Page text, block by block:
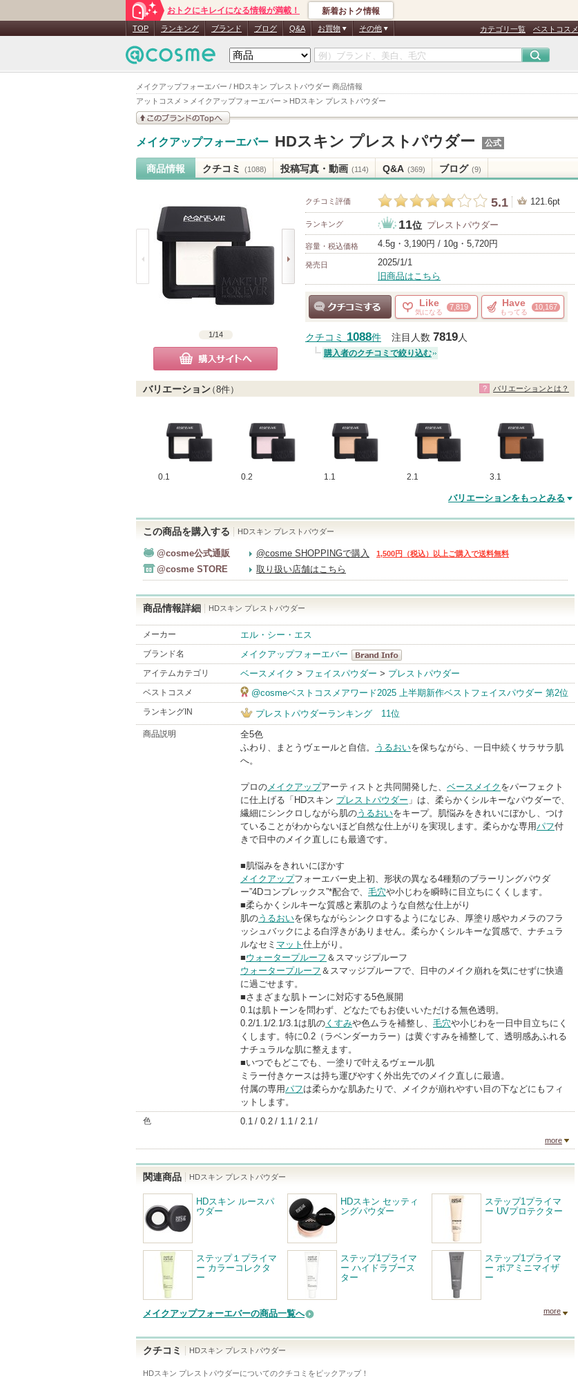
メイクアップフォーエバー / HDスキン プレストパウダー 商品情報
アットコスメ > メイクアップフォーエバー > HDスキン プレストパウダー
おトクにキレイになる情報が満載！ 新着おトク情報
TOP ランキング ブランド ブログ Q&A お買物 その他 カテゴリ一覧 ベストコスメ
メイクアップフォーエバー HDスキン プレストパウダー 公式
商品情報 クチコミ (1088) 投稿写真・動画 (114) Q&A (369) ブログ (9)
1/14
購入サイトへ
クチコミ評価 5.1 121.6pt
ランキング 11位 プレストパウダー
容量・税込価格 4.5g・3,190円 / 10g・5,720円
発売日
2025/1/1
旧商品はこちら
Like
気になる
7,819 Have
もってる
10,167
クチコミ 1088件 注目人数 7819人
購入者のクチコミで絞り込む
バリエーション（8件）
0.1 0.2 1.1 2.1 3.1
バリエーションをもっとみる
バリエーションとは？
この商品を購入する HDスキン プレストパウダー
@cosme公式通販 @cosme SHOPPINGで購入 1,500円（税込）以上ご購入で送料無料
@cosme STORE 取り扱い店舗はこちら
商品情報詳細 HDスキン プレストパウダー
メーカー エル・シー・エス
ブランド名
メイクアップフォーエバー
メイクアップ
フォーエバー
BrandInfo
アイテムカテゴリ ベースメイク > フェイスパウダー > プレストパウダー
ベストコスメ @cosmeベストコスメアワード2025 上半期新作ベストフェイスパウダー 第2位
ランキングIN プレストパウダーランキング 11位
商品説明
全5色
ふわり、まとうヴェールと自信。
うるおいを保ちながら、一日中続くサラサラ肌
へ。
プロのメイクアップアーティストと共同開発した、 ベースメイク をパーフェクト
に仕上げる「HDスキン プレストパウダー 」は、柔らかくシルキーなパウダーで、
繊細にシンクロしながら肌のうるおいをキープ。肌悩みをきれいにぼかし、つけ
ていることがわからないほど自然な仕上がりを実現します。柔らかな専用パフ付
きで日中のメイク直しにも最適です。
■肌悩みをきれいにぼかす
メイクアップフォーエバー史上初、形状の異なる4種類のブラーリングパウダ
ー”4Dコンプレックス”*配合で、 毛穴や小じわを瞬時に目立ちにくくします。
■柔らかくシルキーな質感と素肌のような自然な仕上がり
肌のうるおいを保ちながらシンクロするようになじみ、厚塗り感やカメラのフラ
ッシュバックによる白浮きがありません。柔らかくシルキーな質感で、ナチュラ
ルなセミ マット 仕上がり。
■ウォータープルーフ ＆スマッジプルーフ
ウォータープルーフ ＆スマッジプルーフで、日中のメイク崩れを気にせずに快適
に過ごせます。
■さまざまな肌トーンに対応する5色展開
0.1は肌トーンを問わず、どなたでもお使いいただける無色透明。
0.2/1.1/2.1/3.1は肌の くすみや色ムラを補整し、 毛穴や小じわを一日中目立ちにく
くします。特に0.2（ラベンダーカラー）は黄ぐすみを補整して、透明感あふれる
ナチュラルな肌に整えます。
■いつでもどこでも、一塗りで叶えるヴェール肌
ミラー付きケースは持ち運びやすく外出先でのメイク直しに最適。
付属の専用パフは柔らかな肌あたりで、メイクが崩れやすい目の下などにもフィ
ットします。
色 0.1 0.2 1.1 2.1
more
関連商品 HDスキン プレストパウダー
HDスキン ルースパ
ウダー
HDスキン セッティ
ングパウダー
ステップ1プライマ
ー UVプロテクター
ステップ１プライマ
ー カラーコレクタ
ー
ステップ1プライマ
ー ハイドラブース
ター
ステップ1プライマ
ー ポアミニマイザ
ー
メイクアップフォーエバーの商品一覧へ more
クチコミ HDスキン プレストパウダー
HDスキン プレストパウダーについてのクチコミをピックアップ！